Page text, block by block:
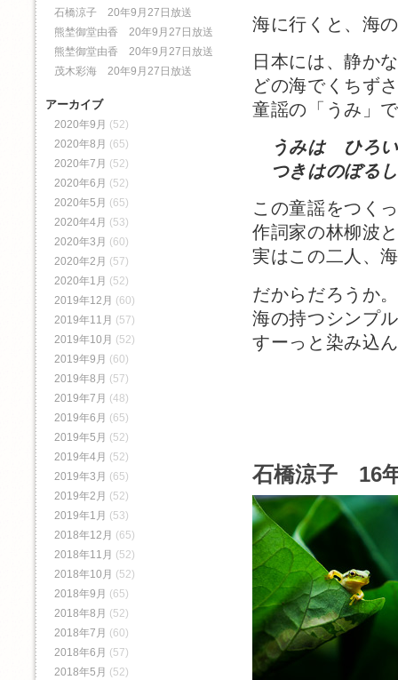
海に行くと、海
日本には、静か
どの海でくちず
童謡の「うみ」
うみは ひろ
つきはのぼる
この童謡をつく
作詞家の林柳波
実はこの二人、
だからだろうか
海の持つシンプ
すーっと染み込
石橋涼子 16
石橋涼子 20年9月27日放送
熊埜御堂由香 20年9月27日放送
熊埜御堂由香 20年9月27日放送
茂木彩海 20年9月27日放送
アーカイブ
2020年9月 (52)
2020年8月 (65)
2020年7月 (52)
2020年6月 (52)
2020年5月 (65)
2020年4月 (53)
2020年3月 (60)
2020年2月 (57)
2020年1月 (52)
2019年12月 (60)
2019年11月 (57)
2019年10月 (52)
2019年9月 (60)
2019年8月 (57)
2019年7月 (48)
2019年6月 (65)
2019年5月 (52)
2019年4月 (52)
2019年3月 (65)
2019年2月 (52)
2019年1月 (53)
2018年12月 (65)
2018年11月 (52)
2018年10月 (52)
2018年9月 (65)
2018年8月 (52)
2018年7月 (60)
2018年6月 (57)
2018年5月 (52)